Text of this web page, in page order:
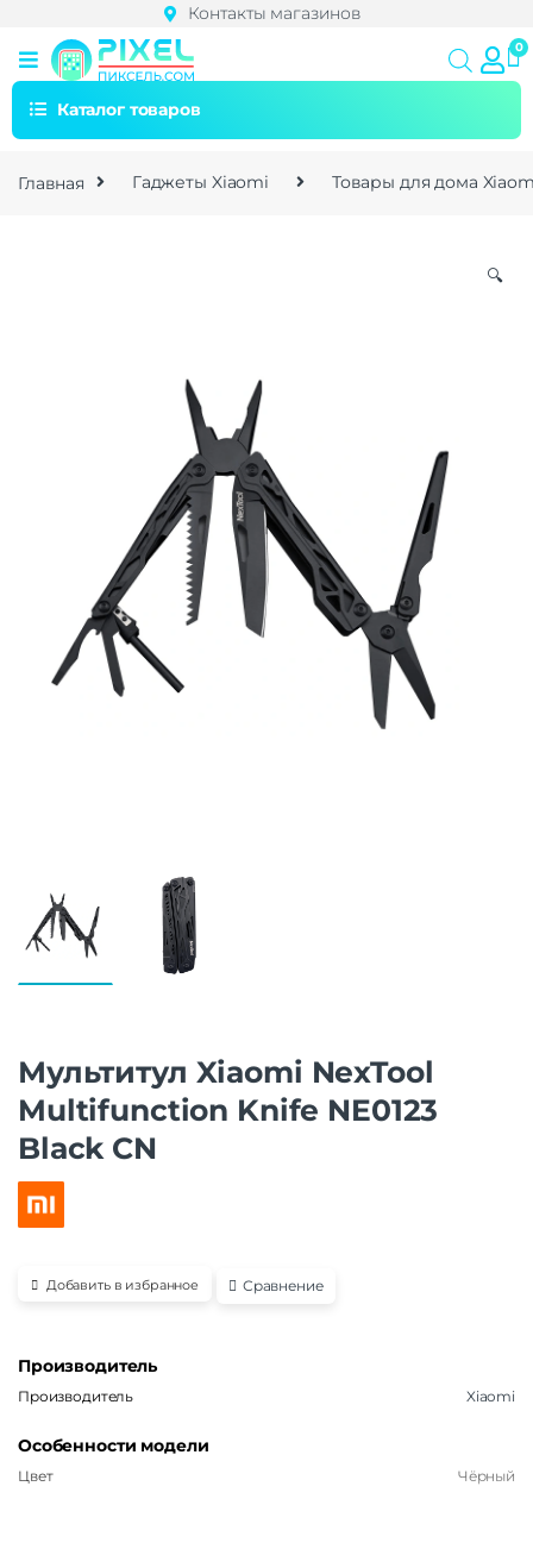
Контакты магазинов
Каталог товаров
Главная Гаджеты Xiaomi Товары для дома
🔍
Мультитул Xiaomi NexTool
Multifunction Knife NE0123
Black CN
Добавить в избранное Сравнение
Производитель
Производитель Xiaomi
Особенности модели
Цвет Чёрный